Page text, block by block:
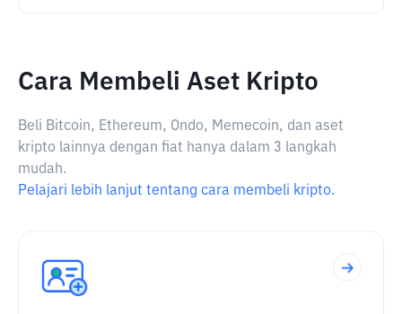
Cara Membeli Aset Kripto
Beli Bitcoin, Ethereum, Ondo, Memecoin, dan aset
kripto lainnya dengan fiat hanya dalam 3 langkah
mudah.
Pelajari lebih lanjut tentang cara membeli kripto.